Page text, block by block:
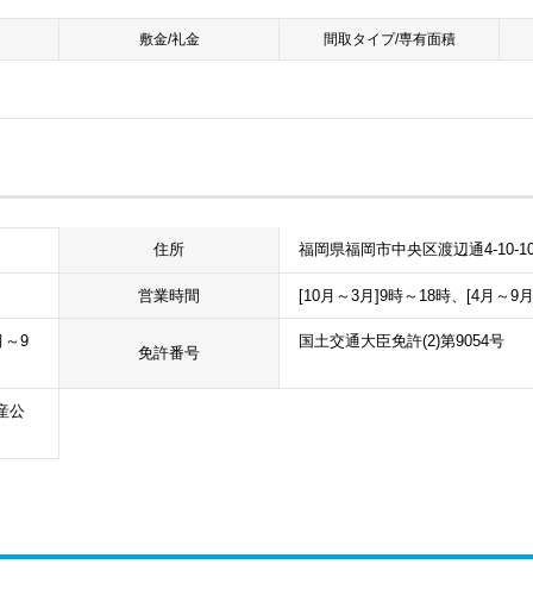
敷金/礼金 間取タイプ/専有面積
住所 福岡県福岡市中央区渡辺通4-10-
営業時間 [10月～3月]9時～18時、[4月～9
～9
免許番号
国土交通大臣免許(2)第9054号
公